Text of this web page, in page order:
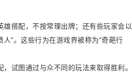
搭配，不按常理出牌；还有些玩家会以
”。这些行为在游戏界被称为“奇葩行
试图通过与众不同的玩法来取得胜利。